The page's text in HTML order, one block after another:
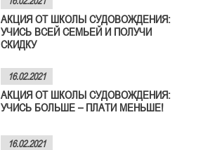
АКЦИЯ ОТ ШКОЛЫ СУДОВОЖДЕНИЯ:
УЧИСЬ ВСЕЙ СЕМЬЕЙ И ПОЛУЧИ
СКИДКУ
16.02.2021
АКЦИЯ ОТ ШКОЛЫ СУДОВОЖДЕНИЯ:
УЧИСЬ БОЛЬШЕ – ПЛАТИ МЕНЬШЕ!
16.02.2021